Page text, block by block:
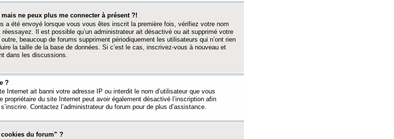
ne peux plus me connecter à présent ?!
a été envoyé lorsque vous vous êtes inscrit la première fois, vérifiez votre nom
Il est possible qu’un administrateur ait désactivé ou ait supprimé votre
beaucoup de forums suppriment périodiquement les utilisateurs qui n’ont rien
la taille de la base de données. Si c’est le cas, inscrivez-vous à nouveau et
dans les discussions.
?
Internet ait banni votre adresse IP ou interdit le nom d’utilisateur que vous
du site Internet peut avoir également désactivé l’inscription afin
Contactez l’administrateur du forum pour de plus d’assistance.
du forum” ?